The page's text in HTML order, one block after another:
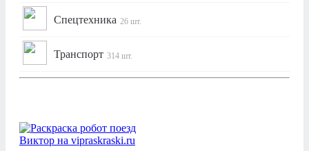
Спецтехника 26 шт.
Транспорт 314 шт.